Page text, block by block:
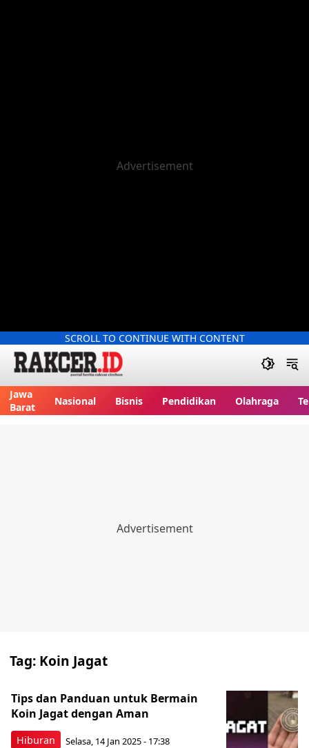
SCROLL TO CONTINUE WITH CONTENT
Jawa
Barat
Nasional Bisnis Pendidikan Olahraga
Tag: Koin Jagat
Hiburan
Tips dan Panduan untuk Bermain
Koin Jagat dengan Aman
Selasa, 14 Jan 2025 - 17:38